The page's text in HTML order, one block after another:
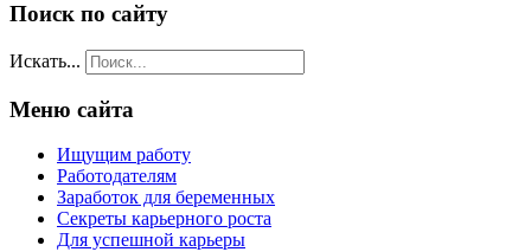
Поиск по сайту
Искать...
Меню сайта
Ищущим работу
Работодателям
Заработок для беременных
Секреты карьерного роста
Для успешной карьеры